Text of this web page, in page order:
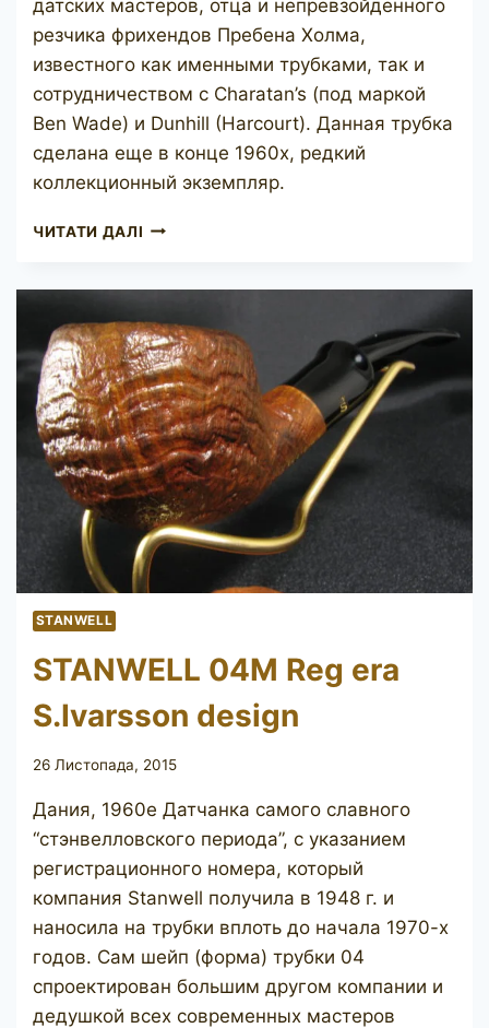
датских мастеров, отца и непревзойденного
резчика фрихендов Пребена Холма,
известного как именными трубками, так и
сотрудничеством с Charatan’s (под маркой
Ben Wade) и Dunhill (Harcourt). Данная трубка
сделана еще в конце 1960х, редкий
коллекционный экземпляр.
ЧИТАТИ ДАЛІ PREBEN
CUT
2
STANWELL
STANWELL 04M Reg era
S.Ivarsson design
26 Листопада, 2015
Дания, 1960е Датчанка самого славного
“стэнвелловского периода”, с указанием
регистрационного номера, который
компания Stanwell получила в 1948 г. и
наносила на трубки вплоть до начала 1970-х
годов. Сам шейп (форма) трубки 04
спроектирован большим другом компании и
дедушкой всех современных мастеров